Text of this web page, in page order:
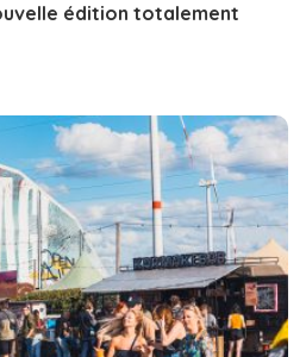
édition totalement